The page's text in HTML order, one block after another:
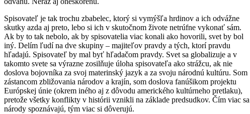
Spisovateľ je tak trochu zbabelec, ktorý si vymýšľa hrdinov a ich odvážne
skutky azda aj preto, lebo si ich v skutočnom živote netrúfne vykonať sám.
Ak by to tak nebolo, ak by spisovatelia viac konali ako hovorili, svet by bol
iný. Delím ľudí na dve skupiny – majiteľov pravdy a tých, ktorí pravdu
hľadajú. Spisovateľ by mal byť hľadačom pravdy. Svet sa globalizuje a v
takomto svete sa výrazne zosilňuje úloha spisovateľa ako strážcu, ak nie
doslova bojovníka za svoj materinský jazyk a za svoju národnú kultúru. Som
zástancom zbližovania národov a krajín, som doslova fanúšikom projektu
Európskej únie (okrem iného aj z dôvodu amerického kultúrneho pretlaku),
pretože všetky konflikty v histórii vznikli na základe predsudkov. Čím viac sa
národy spoznávajú, tým viac si dôverujú.